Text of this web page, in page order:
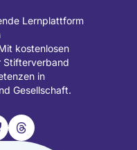
Lernplattform
kostenlosen
Stifterverband
in
Gesellschaft.
🧵︎
Besuche